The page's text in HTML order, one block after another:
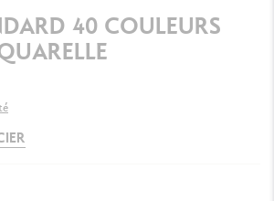
40 COULEURS